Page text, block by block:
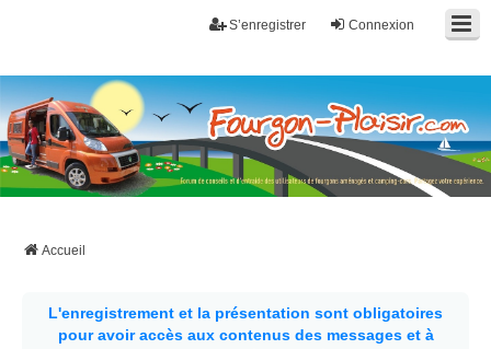
Connexion
S’enregistrer
Fourgon-plaisir.com
Forum de conseils et d'entraide des utilisateurs de fourgons, fourgons
aménagés, vans et de camping-car. Partagez votre expérience.
Accueil
L'enregistrement et la présentation sont obligatoires
pour avoir accès aux contenus des messages et à